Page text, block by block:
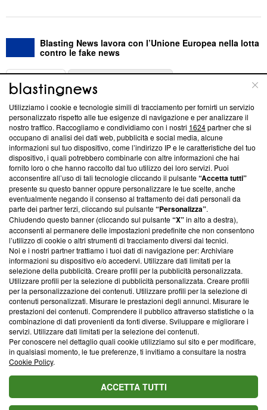
Blasting News lavora con l’Unione Europea nella lotta
contro le fake news
ABOUT
Questa sezione offre informazioni trasparenti su Blasting
News, sui nostri processi editoriali e su come ci impegniamo a
creare news di qualità. Inoltre, afferma la nostra aderenza a
‘Trust Project - News with Integrity’Blasting News non è
ancora membro del programma, ma ha richiesto di farne
parte; Trust Project non ha ancora effettuato una verifica di
conformità agli standard.
Su di noi
Team editoriale
Corporate
Redazione
Informativa Privacy
Cookie Policy
Blasting SA, IDI CHE-247.845.224, Via Carlo Frasca, 3 - 6900
Lugano (Svizzera) Tel:+39 0690258937
© 2026 Blasting News
Utilizziamo i cookie e tecnologie simili di tracciamento per fornirti un servizio
personalizzato rispetto alle tue esigenze di navigazione e per analizzare il
nostro traffico. Raccogliamo e condividiamo con i nostri 1624partner che si
occupano di analisi dei dati web, pubblicità e social media, alcune
informazioni sul tuo dispositivo, come l’indirizzo IP e le caratteristiche del tuo
dispositivo, i quali potrebbero combinarle con altre informazioni che hai
fornito loro o che hanno raccolto dal tuo utilizzo dei loro servizi. Puoi
acconsentire all’uso di tali tecnologie cliccando il pulsante“Accetta tutti”
presente su questo banner oppure personalizzare le tue scelte, anche
eventualmente negando il consenso al trattamento dei dati personali da
parte dei partner terzi, cliccando sul pulsante“Personalizza”.
Chiudendo questo banner (cliccando sul pulsante“X”in alto a destra),
acconsenti al permanere delle impostazioni predefinite che non consentono
l’utilizzo di cookie o altri strumenti di tracciamento diversi dai tecnici.
Noi e i nostri partner trattiamo i tuoi dati di navigazione per: Archiviare
informazioni su dispositivo e/o accedervi. Utilizzare dati limitati per la
selezione della pubblicità. Creare profili per la pubblicità personalizzata.
Utilizzare profili per la selezione di pubblicità personalizzata. Creare profili
per la personalizzazione dei contenuti. Utilizzare profili per la selezione di
contenuti personalizzati. Misurare le prestazioni degli annunci. Misurare le
prestazioni dei contenuti. Comprendere il pubblico attraverso statistiche o la
combinazione di dati provenienti da fonti diverse. Sviluppare e migliorare i
servizi. Utilizzare dati limitati per la selezione dei contenuti.
Per conoscere nel dettaglio quali cookie utilizziamo sul sito e per modificare,
in qualsiasi momento, le tue preferenze, ti invitiamo a consultare la nostra
Cookie Policy.
ACCETTA TUTTI